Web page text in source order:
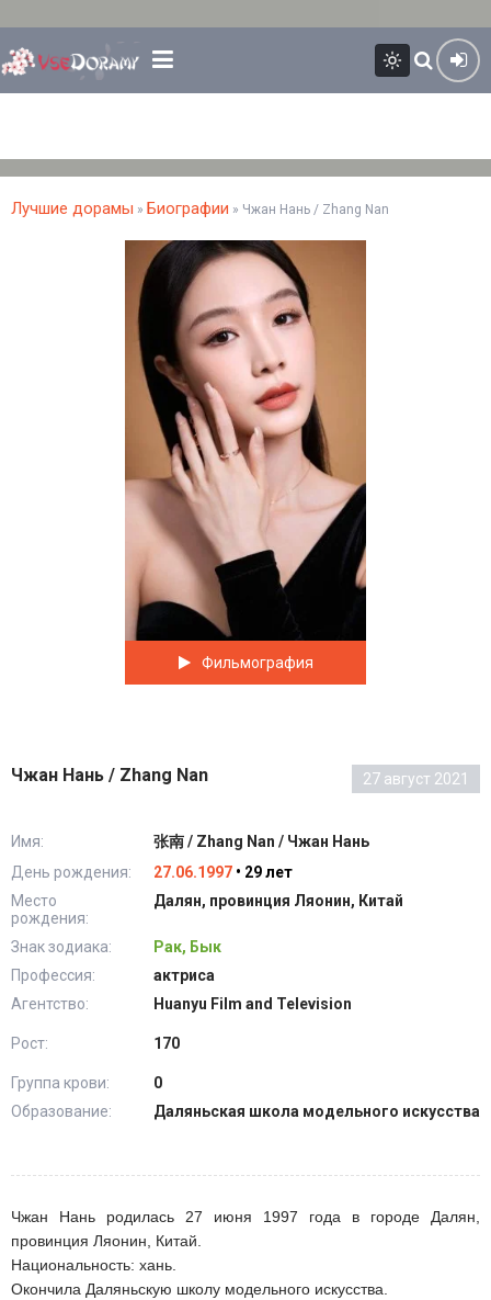
Лучшие дорамы » Биографии » Чжан Нань / Zhang Nan
Фильмография
Чжан Нань / Zhang Nan 27 август 2021
Имя:
张南 / Zhang Nan / Чжан Нань
День рождения:
27.06.1997 • 29 лет
Место
рождения:
Далян, провинция Ляонин, Китай
Знак зодиака:
Рак, Бык
Профессия:
актриса
Агентство:
Huanyu Film and Television
Рост: 170
Группа крови:
0
Образование:
Даляньская школа модельного искусства
Чжан Нань родилась 27 июня 1997 года в городе Далян,
провинция Ляонин, Китай.
Национальность: хань.
Окончила Даляньскую школу модельного искусства.